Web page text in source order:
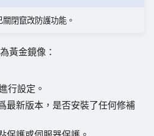
閉竄改防護功能。
黃金鏡像：
行設定。
最新版本，是否安裝了任何修補